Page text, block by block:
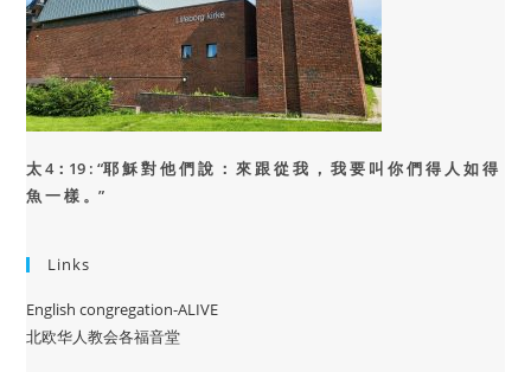
太 4：19 : “耶 穌 對 他 們 說 ： 來 跟 從 我 ， 我 要 叫 你 們 得 人 如 得
魚 一 樣 。”
Links
English congregation-ALIVE
北欧华人教会各福音堂